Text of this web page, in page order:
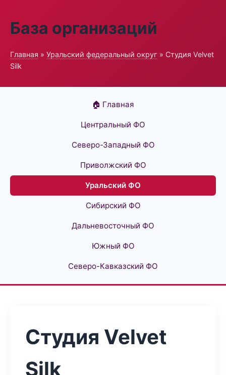
База организаций
Главная » Уральский федеральный округ » Студия Velvet
Silk
🏠 Главная
Центральный ФО
Северо-Западный ФО
Приволжский ФО
Уральский ФО
Сибирский ФО
Дальневосточный ФО
Южный ФО
Северо-Кавказский ФО
Студия Velvet
Silk